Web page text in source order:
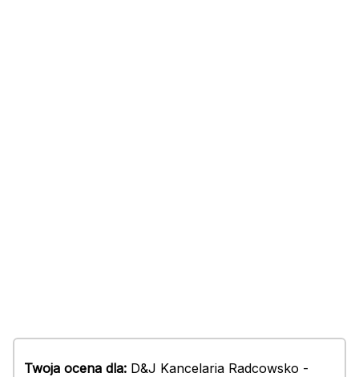
Twoja ocena dla: D&J Kancelaria Radcowsko -